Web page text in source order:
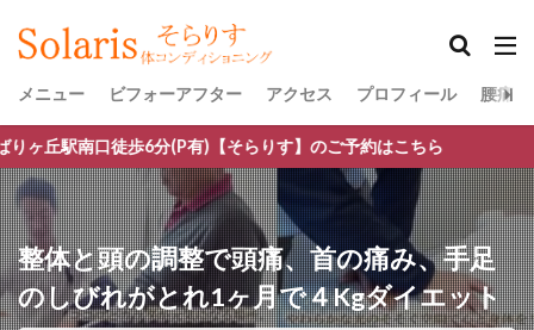
メニュー ビフォーアフター アクセス プロフィール 腰痛
(P有)【そらりす】のご予約はこちら
整体と頭の調整で頭痛、首の痛み、手足
のしびれがとれ1ヶ月で４Kgダイエット